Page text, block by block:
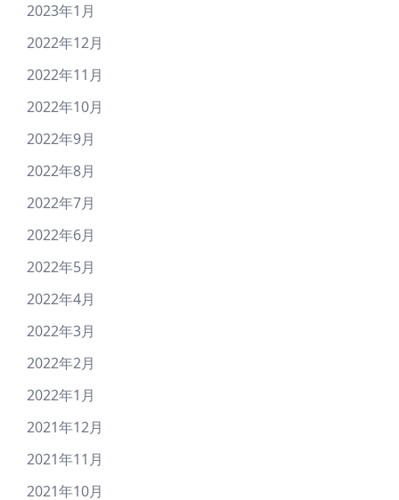
2023年1月
2022年12月
2022年11月
2022年10月
2022年9月
2022年8月
2022年7月
2022年6月
2022年5月
2022年4月
2022年3月
2022年2月
2022年1月
2021年12月
2021年11月
2021年10月